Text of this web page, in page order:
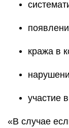
кража в
участие
«В случае